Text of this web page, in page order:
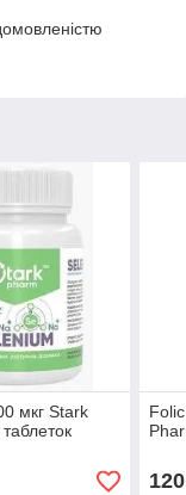
мкг Stark
120